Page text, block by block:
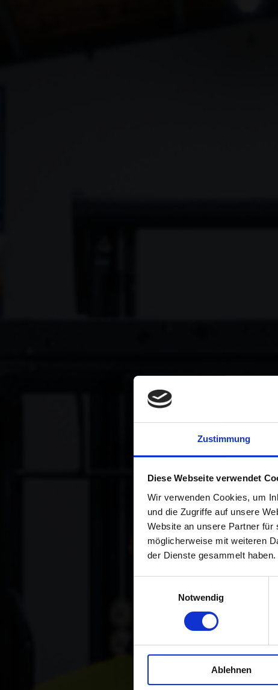
Zustimmung
Diese Webseite verwendet
Wir verwenden Cookies, um
und die Zugriffe auf unsere
Website an unsere Partner für
möglicherweise mit weiteren
der Dienste gesammelt haben.
Notwendig
Ablehnen
Cómo